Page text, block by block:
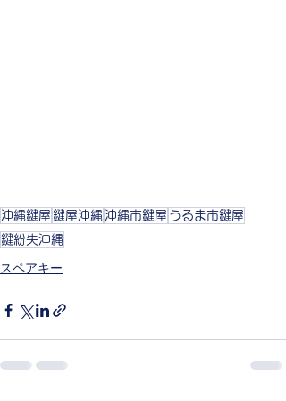
沖縄鍵屋 鍵屋沖縄 沖縄市鍵屋 うるま市鍵屋
鍵紛失沖縄
スペアキー